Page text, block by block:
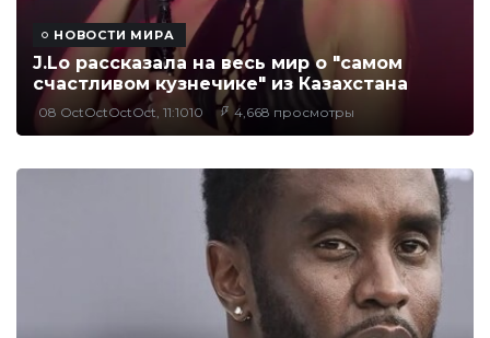
НОВОСТИ МИРА
J.Lo рассказала на весь мир о "самом
счастливом кузнечике" из Казахстана
08 OctOctOctOct, 11:1010 4,668 просмотры